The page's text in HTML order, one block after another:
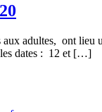
adultes, ont
les dates : 12 et […]